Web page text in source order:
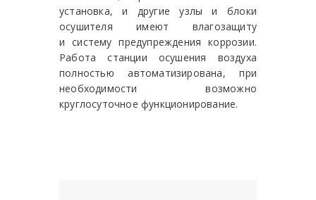
установка, и другие узлы и блоки
осушителя имеют влагозащиту
и систему предупреждения коррозии.
Работа станции осушения воздуха
полностью автоматизирована, при
необходимости возможно
круглосуточное функционирование.